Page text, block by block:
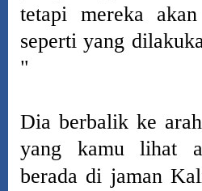
tetapi mereka
seperti yang
"
Dia berbalik ke
yang kamu lihat
berada di jaman